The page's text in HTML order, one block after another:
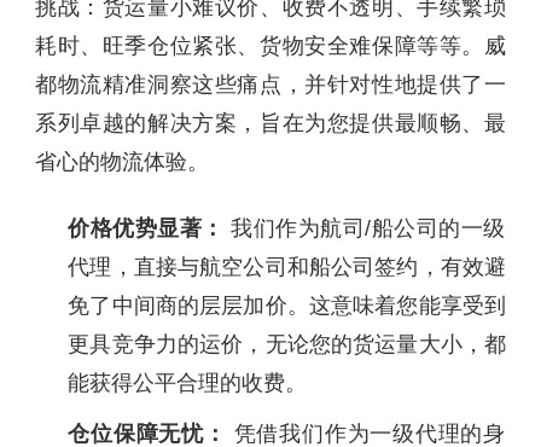
挑战：货运量小难议价、收费不透明、手续繁琐
耗时、旺季仓位紧张、货物安全难保障等等。威
都物流精准洞察这些痛点，并针对性地提供了一
系列卓越的解决方案，旨在为您提供最顺畅、最
省心的物流体验。
价格优势显著：我们作为航司/船公司的一级
代理，直接与航空公司和船公司签约，有效避
免了中间商的层层加价。这意味着您能享受到
更具竞争力的运价，无论您的货运量大小，都
能获得公平合理的收费。
仓位保障无忧： 凭借我们作为一级代理的身